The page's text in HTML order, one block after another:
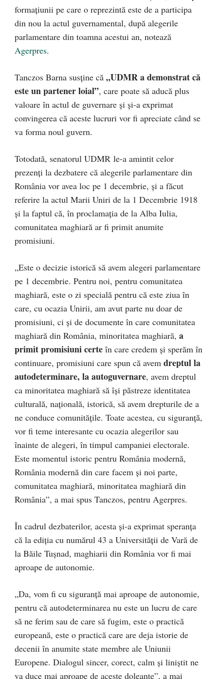
formaţiunii pe care o reprezintă este de a participa
din nou la actul guvernamental, după alegerile
parlamentare din toamna acestui an, notează
Agerpres.
Tanczos Barna susține că „UDMR a demonstrat că
este un partener loial”, care poate să aducă plus
valoare în actul de guvernare şi şi-a exprimat
convingerea că aceste lucruri vor fi apreciate când se
va forma noul guvern.
Totodată, senatorul UDMR le-a amintit celor
prezenţi la dezbatere că alegerile parlamentare din
România vor avea loc pe 1 decembrie, şi a făcut
referire la actul Marii Uniri de la 1 Decembrie 1918
şi la faptul că, în proclamaţia de la Alba Iulia,
comunitatea maghiară ar fi primit anumite
promisiuni.
„Este o decizie istorică să avem alegeri parlamentare
pe 1 decembrie. Pentru noi, pentru comunitatea
maghiară, este o zi specială pentru că este ziua în
care, cu ocazia Unirii, am avut parte nu doar de
promisiuni, ci şi de documente în care comunitatea
maghiară din România, minoritatea maghiară, a
primit promisiuni certe în care credem şi sperăm în
continuare, promisiuni care spun că avem dreptul la
autodeterminare, la autoguvernare, avem dreptul
ca minoritatea maghiară să îşi păstreze identitatea
culturală, naţională, istorică, să avem drepturile de a
ne conduce comunităţile. Toate acestea, cu siguranţă,
vor fi teme interesante cu ocazia alegerilor sau
înainte de alegeri, în timpul campaniei electorale.
Este momentul istoric pentru România modernă,
România modernă din care facem şi noi parte,
comunitatea maghiară, minoritatea maghiară din
România”, a mai spus Tanczos, pentru Agerpres.
În cadrul dezbaterilor, acesta şi-a exprimat speranţa
că la ediţia cu numărul 43 a Universităţii de Vară de
la Băile Tuşnad, maghiarii din România vor fi mai
aproape de autonomie.
„Da, vom fi cu siguranţă mai aproape de autonomie,
pentru că autodeterminarea nu este un lucru de care
să ne ferim sau de care să fugim, este o practică
europeană, este o practică care are deja istorie de
decenii în anumite state membre ale Uniunii
Europene. Dialogul sincer, corect, calm şi liniştit ne
va duce mai aproape de aceste doleanţe”, a mai